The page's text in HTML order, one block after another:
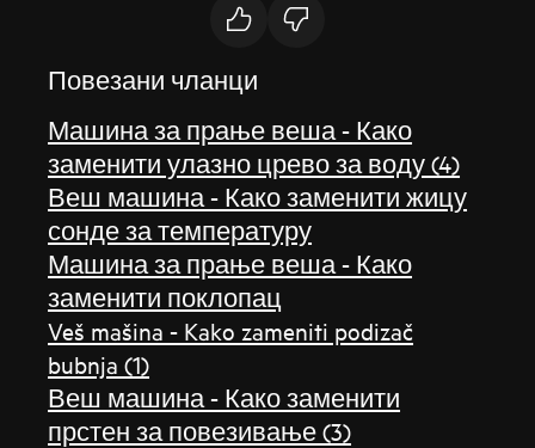
Повезани чланци
Машина за прање веша - Како
заменити улазно црево за воду (4)
Веш машина - Како заменити жицу
сонде за температуру
Машина за прање веша - Како
заменити поклопац
Veš mašina - Kako zameniti podizač
bubnja (1)
Веш машина - Како заменити
прстен за повезивање (3)